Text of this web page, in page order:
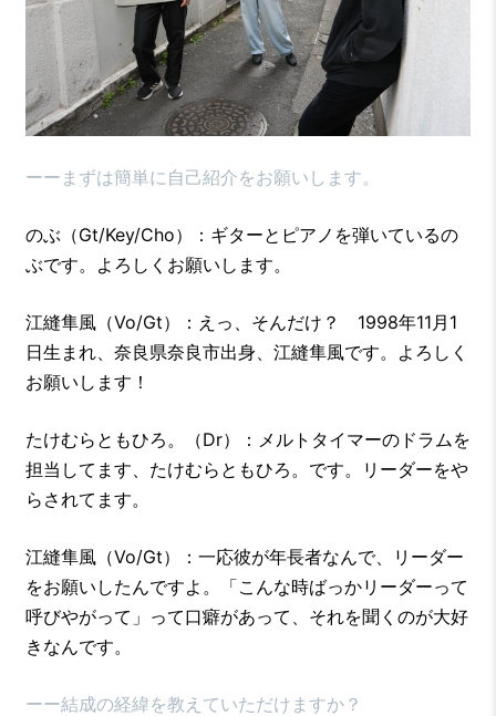
ーーまずは簡単に自己紹介をお願いします。
のぶ（Gt/Key/Cho）：ギターとピアノを弾いているの
ぶです。よろしくお願いします。
江縫隼風（Vo/Gt）：えっ、そんだけ？ 1998年11月1
日生まれ、奈良県奈良市出身、江縫隼風です。よろしく
お願いします！
たけむらともひろ。（Dr）：メルトタイマーのドラムを
担当してます、たけむらともひろ。です。リーダーをや
らされてます。
江縫隼風（Vo/Gt）：一応彼が年長者なんで、リーダー
をお願いしたんですよ。「こんな時ばっかリーダーって
呼びやがって」って口癖があって、それを聞くのが大好
きなんです。
ーー結成の経緯を教えていただけますか？